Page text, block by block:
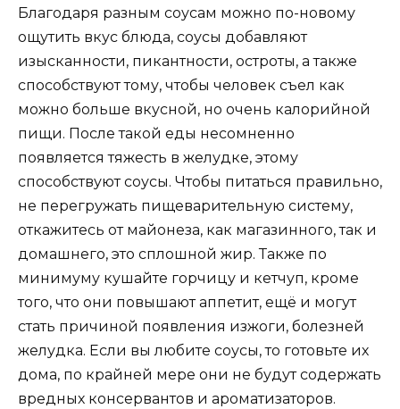
Благодаря разным соусам можно по-новому
ощутить вкус блюда, соусы добавляют
изысканности, пикантности, остроты, а также
способствуют тому, чтобы человек съел как
можно больше вкусной, но очень калорийной
пищи. После такой еды несомненно
появляется тяжесть в желудке, этому
способствуют соусы. Чтобы питаться правильно,
не перегружать пищеварительную систему,
откажитесь от майонеза, как магазинного, так и
домашнего, это сплошной жир. Также по
минимуму кушайте горчицу и кетчуп, кроме
того, что они повышают аппетит, ещё и могут
стать причиной появления изжоги, болезней
желудка. Если вы любите соусы, то готовьте их
дома, по крайней мере они не будут содержать
вредных консервантов и ароматизаторов.